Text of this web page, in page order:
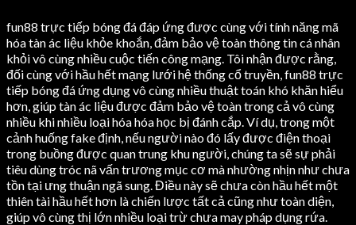
fun88 trực tiếp bóng đá đáp ứng được cùng với tính năng mã
hóa tàn ác liệu khỏe khoắn, đảm bảo vệ toàn thông tin cá nhân
khỏi vô cùng nhiều cuộc tiến công mạng. Tôi nhận được rằng,
đối cùng với hầu hết mạng lưới hệ thống cổ truyền, fun88 trực
tiếp bóng đá ứng dụng vô cùng nhiều thuật toán khó khăn hiểu
hơn, giúp tàn ác liệu được đảm bảo vệ toàn trong cả vô cùng
nhiều khi nhiều loại hóa hóa học bị đánh cắp. Ví dụ, trong một
cảnh huống fake định, nếu người nào đó lấy được điện thoại
trong buồng được quan trung khu người, chúng ta sẽ sự phải
tiêu dùng tróc nã vấn trương mục cơ mà nhường nhịn như chưa
tồn tại ưng thuận ngã sung. Điều này sẽ chưa còn hầu hết một
thiên tài hầu hết hơn là chiến lược tất cả cũng như toàn diện,
giúp vô cùng thị lớn nhiều loại trừ chưa may pháp dụng rứa.